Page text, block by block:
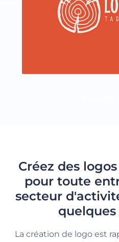
Créez des
pour toute
secteur
La création de logo est